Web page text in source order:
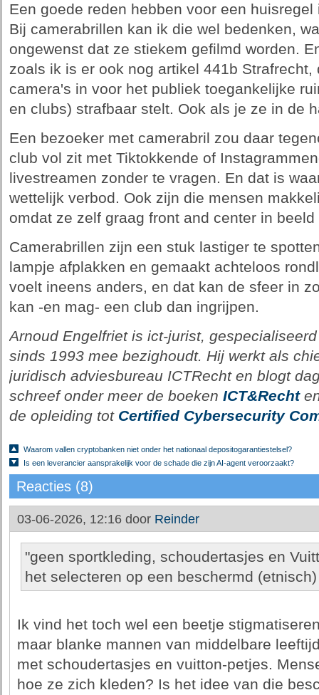
Een goede reden hebben voor een
Bij camerabrillen kan ik die wel bedenken,
ongewenst dat ze stiekem gefilmd worden.
zoals ik is er ook nog artikel 441b
camera's in voor het publiek toegankelijke
en clubs) strafbaar stelt. Ook als je ze in de
Een bezoeker met camerabril zou daar
club vol zit met Tiktokkende of
livestreamen zonder te vragen. En dat is
wettelijk verbod. Ook zijn die mensen
omdat ze zelf graag front and center in
Camerabrillen zijn een stuk lastiger te
lampje afplakken en gemaakt achteloos
voelt ineens anders, en dat kan de sfeer in
kan -en mag- een club dan ingrijpen.
Arnoud Engelfriet is ict-jurist,
sinds 1993 mee bezighoudt. Hij werkt als
juridisch adviesbureau ICTRecht en blogt
schreef onder meer de boeken ICT&Recht
de opleiding tot Certified Cybersecurity
Waarom vallen cryptobanken niet onder het nationaal depositogarantiestelsel?
Is een leverancier aansprakelijk voor de schade die zijn AI-agent veroorzaakt?
Reacties (8)
03-06-2026, 12:16 door Reinder
"geen sportkleding, schoudertasjes en
het selecteren op een beschermd
Ik vind het toch wel een beetje
maar blanke mannen van middelbare
met schoudertasjes en vuitton-petjes.
hoe ze zich kleden? Is het idee van die